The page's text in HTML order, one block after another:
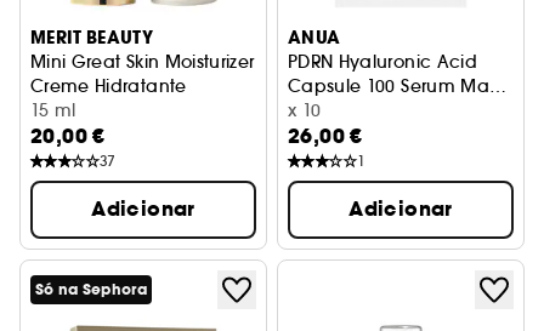
MERIT BEAUTY
Mini Great Skin Moisturizer
Creme Hidratante
15 ml
20,00 €
37
Adicionar
ANUA
PDRN Hyaluronic Acid
Capsule 100 Serum Mask
– Máscara de
hidratação intensa
x 10
26,00 €
1
Adicionar
Só na Sephora